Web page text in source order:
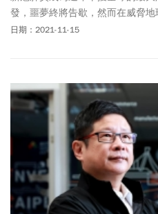
發，噩夢終將告歇，然而在威脅
疑才是終極大魔王，影響力勢必更
會企業解題，針對食農創新、環
廣益，由公私部門攜手，找尋商業
居永續城市。
日期：2021-11-15